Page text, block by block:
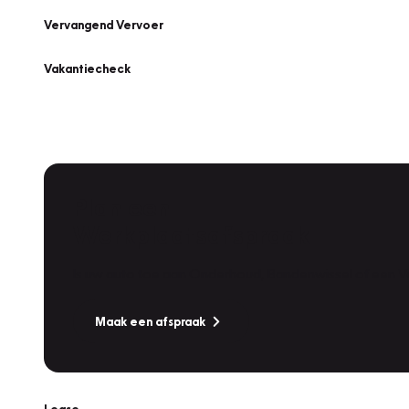
Vervangend Vervoer
Vakantiecheck
Maak een afspraak